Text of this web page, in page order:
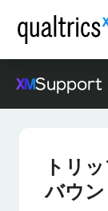
Support
トリ
バウ